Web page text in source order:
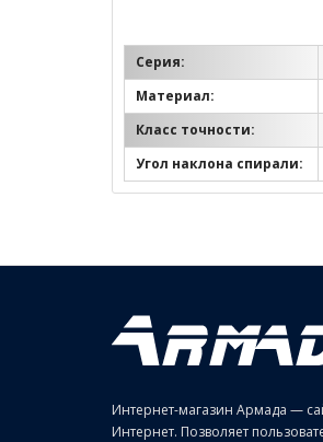
Серия:
Материал:
Класс точности:
Угол наклона спирали:
Интернет-магазин Армада —
Интернет. Позволяет